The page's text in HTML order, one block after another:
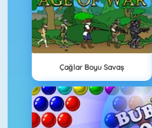
Çağlar Boyu Savaş